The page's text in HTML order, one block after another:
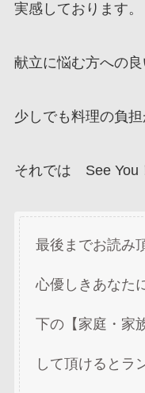
実感しております。
献立に悩む方への良
少しでも料理の負担
それでは See You
最後までお読み
心優しきあなた
下の【家庭・家
して頂けるとラ